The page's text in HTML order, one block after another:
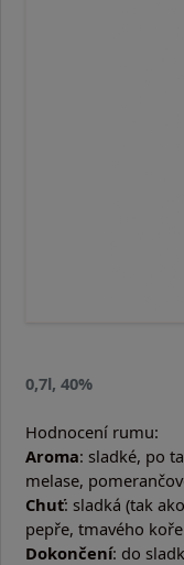
0,7l, 40%
Hodnocení rumu:
Aroma: sladké, po
melase,
Chuť: sladká (tak
pepře, tmavého
Dokončení: do